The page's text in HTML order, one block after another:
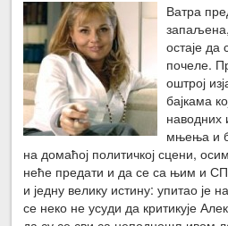
Ватра
остаје да
почеле.
оштрој
бајкама
наводних
мњења и
на домаћој политичкој сцени,
неће предати и да се са њим и
и једну велику истину: упитао је
се неко не усуди да критикује